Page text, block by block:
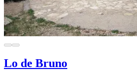
Lo de Bruno